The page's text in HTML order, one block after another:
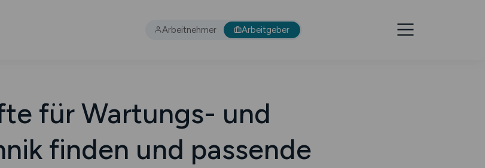
Arbeitnehmer Arbeitgeber
für Wartungs- und
finden und passende